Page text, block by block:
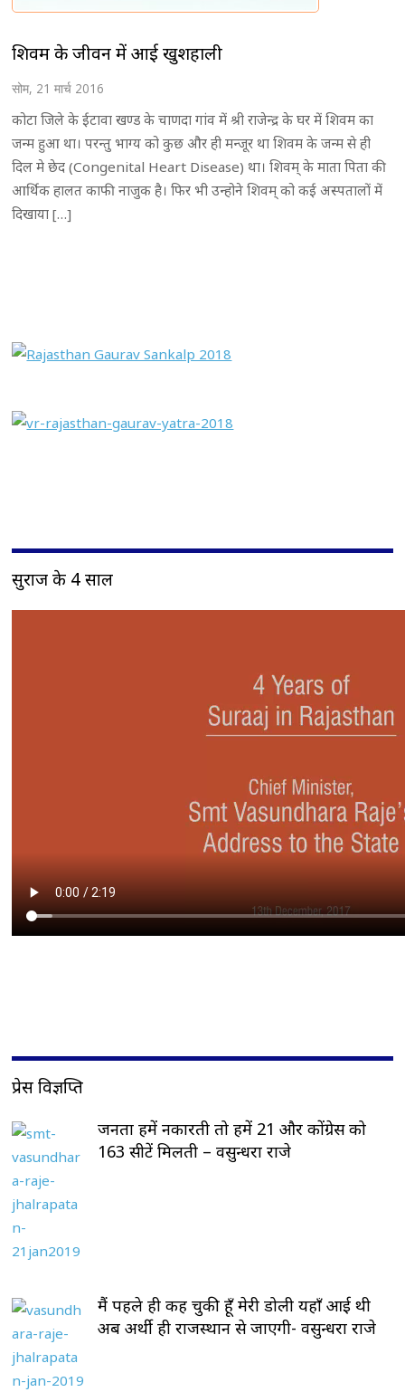
शिवम के जीवन में आई खुशहाली
सोम, 21 मार्च 2016
कोटा जिले के ईटावा खण्ड के चाणदा गांव में श्री राजेन्द्र के घर में शिवम का
जन्म हुआ था। परन्तु भाग्य को कुछ और ही मन्जूर था शिवम के जन्म से ही
दिल मे छेद (Congenital Heart Disease) था। शिवम् के माता पिता की
आर्थिक हालत काफी नाजुक है। फिर भी उन्होने शिवम् को कई अस्पतालों में
दिखाया […]
सुराज के 4 साल
प्रेस विज्ञप्ति
जनता हमें नकारती तो हमें 21 और कोंग्रेस को
163 सीटें मिलती – वसुन्धरा राजे
मैं पहले ही कह चुकी हूँ मेरी डोली यहाँ आई थी
अब अर्थी ही राजस्थान से जाएगी- वसुन्धरा राजे